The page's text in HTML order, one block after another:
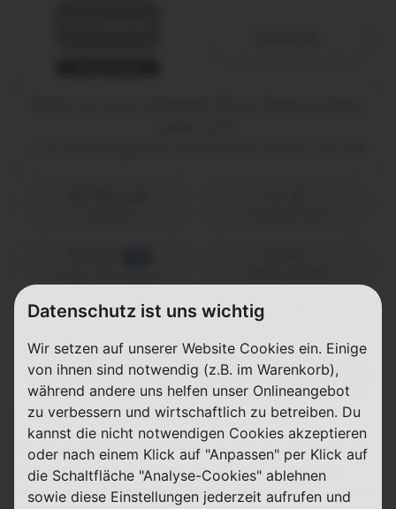
0,00 € ab
Abgelaufen
Für die Rufnummernmitnahme in den freenet-Tarif gilt:
Bist du bereits bei freenet im D1-Netz unterwegs,
kannst du deine bestehende Nummer nicht mitnehmen.
Datenschutz ist uns wichtig
Wir setzen auf unserer Website Cookies ein. Einige
von ihnen sind notwendig (z.B. im Warenkorb),
während andere uns helfen unser Onlineangebot
zu verbessern und wirtschaftlich zu betreiben. Du
kannst die nicht notwendigen Cookies akzeptieren
oder nach einem Klick auf "Anpassen" per Klick auf
die Schaltfläche "Analyse-Cookies" ablehnen
sowie diese Einstellungen jederzeit aufrufen und